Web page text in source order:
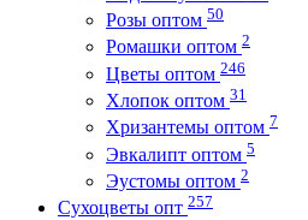
Розы оптом 50
Ромашки оптом 2
Цветы оптом 246
Хлопок оптом 31
Хризантемы оптом 7
Эвкалипт оптом 5
Эустомы оптом 2
Сухоцветы опт 257